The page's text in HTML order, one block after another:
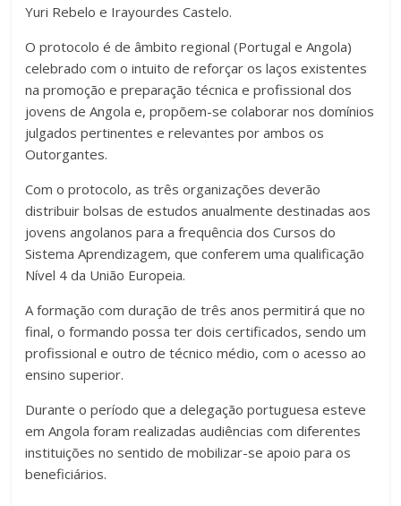
Yuri Rebelo e Irayourdes Castelo.
O protocolo é de âmbito regional (Portugal e Angola)
celebrado com o intuito de reforçar os laços existentes
na promoção e preparação técnica e profissional dos
jovens de Angola e, propõem-se colaborar nos domínios
julgados pertinentes e relevantes por ambos os
Outorgantes.
Com o protocolo, as três organizações deverão
distribuir bolsas de estudos anualmente destinadas aos
jovens angolanos para a frequência dos Cursos do
Sistema Aprendizagem, que conferem uma qualificação
Nível 4 da União Europeia.
A formação com duração de três anos permitirá que no
final, o formando possa ter dois certificados, sendo um
profissional e outro de técnico médio, com o acesso ao
ensino superior.
Durante o período que a delegação portuguesa esteve
em Angola foram realizadas audiências com diferentes
instituições no sentido de mobilizar-se apoio para os
beneficiários.